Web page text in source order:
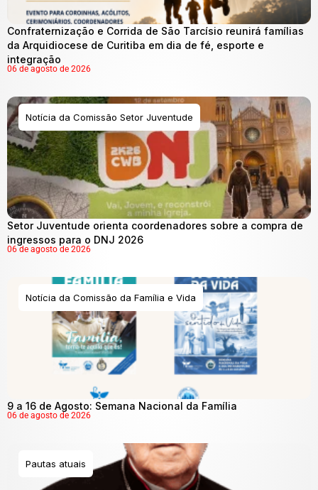
Confraternização e Corrida de São Tarcísio reunirá famílias
da Arquidiocese de Curitiba em dia de fé, esporte e
integração
06 de agosto de 2026
Notícia da Comissão Setor Juventude
Setor Juventude orienta coordenadores sobre a compra de
ingressos para o DNJ 2026
06 de agosto de 2026
Notícia da Comissão da Família e Vida
9 a 16 de Agosto: Semana Nacional da Família
06 de agosto de 2026
Pautas atuais